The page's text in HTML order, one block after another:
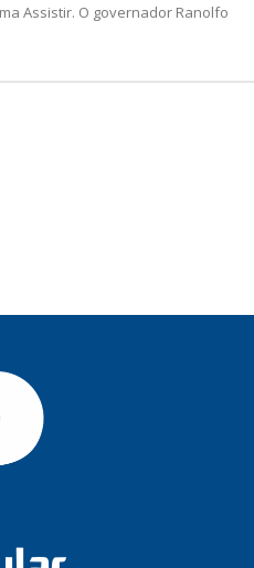
Assistir. O governador Ranolfo